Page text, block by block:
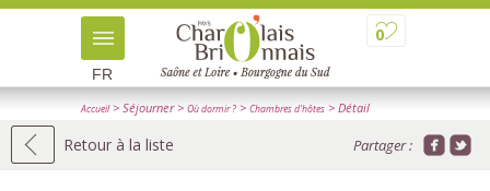
0
FR
Accueil> Séjourner> Où dormir ? > Chambres d'hôtes > Détail
Retour à la liste Partager :